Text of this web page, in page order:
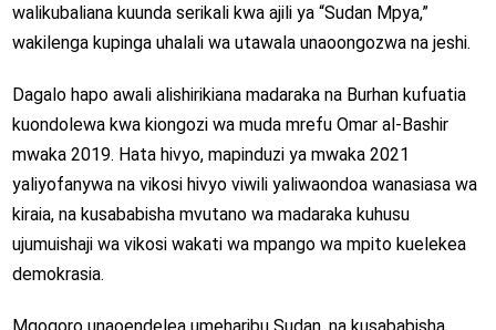
walikubaliana kuunda serikali kwa ajili ya “Sudan Mpya,”
wakilenga kupinga uhalali wa utawala unaoongozwa na jeshi.
Dagalo hapo awali alishirikiana madaraka na Burhan kufuatia
kuondolewa kwa kiongozi wa muda mrefu Omar al-Bashir
mwaka 2019. Hata hivyo, mapinduzi ya mwaka 2021
yaliyofanywa na vikosi hivyo viwili yaliwaondoa wanasiasa wa
kiraia, na kusababisha mvutano wa madaraka kuhusu
ujumuishaji wa vikosi wakati wa mpango wa mpito kuelekea
demokrasia.